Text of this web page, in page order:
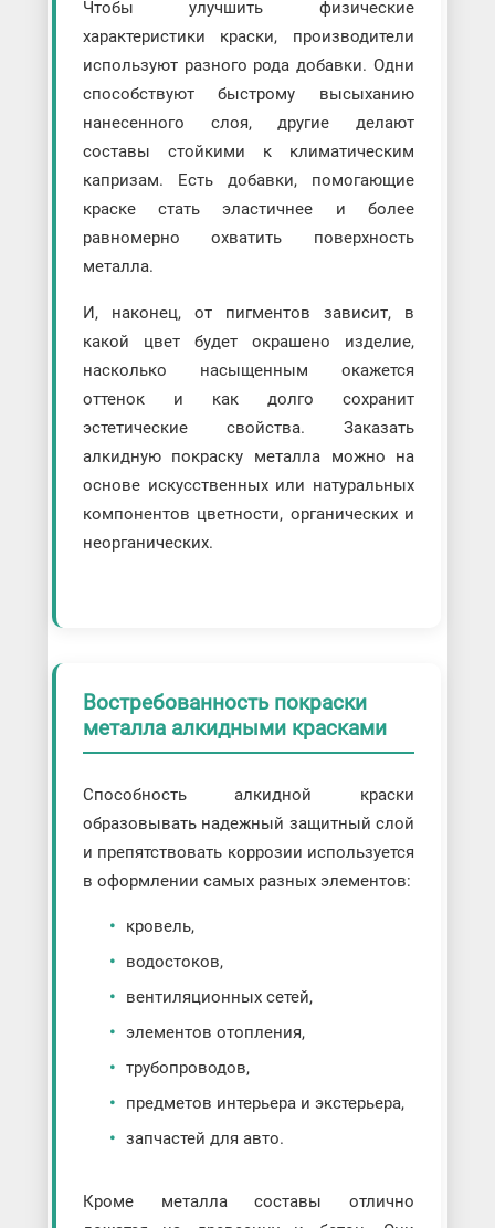
Чтобы улучшить физические
характеристики краски, производители
используют разного рода добавки. Одни
способствуют быстрому высыханию
нанесенного слоя, другие делают
составы стойкими к климатическим
капризам. Есть добавки, помогающие
краске стать эластичнее и более
равномерно охватить поверхность
металла.
И, наконец, от пигментов зависит, в
какой цвет будет окрашено изделие,
насколько насыщенным окажется
оттенок и как долго сохранит
эстетические свойства. Заказать
алкидную покраску металла можно на
основе искусственных или натуральных
компонентов цветности, органических и
неорганических.
Востребованность покраски
металла алкидными красками
Способность алкидной краски
образовывать надежный защитный слой
и препятствовать коррозии используется
в оформлении самых разных элементов:
кровель,
водостоков,
вентиляционных сетей,
элементов отопления,
трубопроводов,
предметов интерьера и экстерьера,
запчастей для авто.
Кроме металла составы отлично